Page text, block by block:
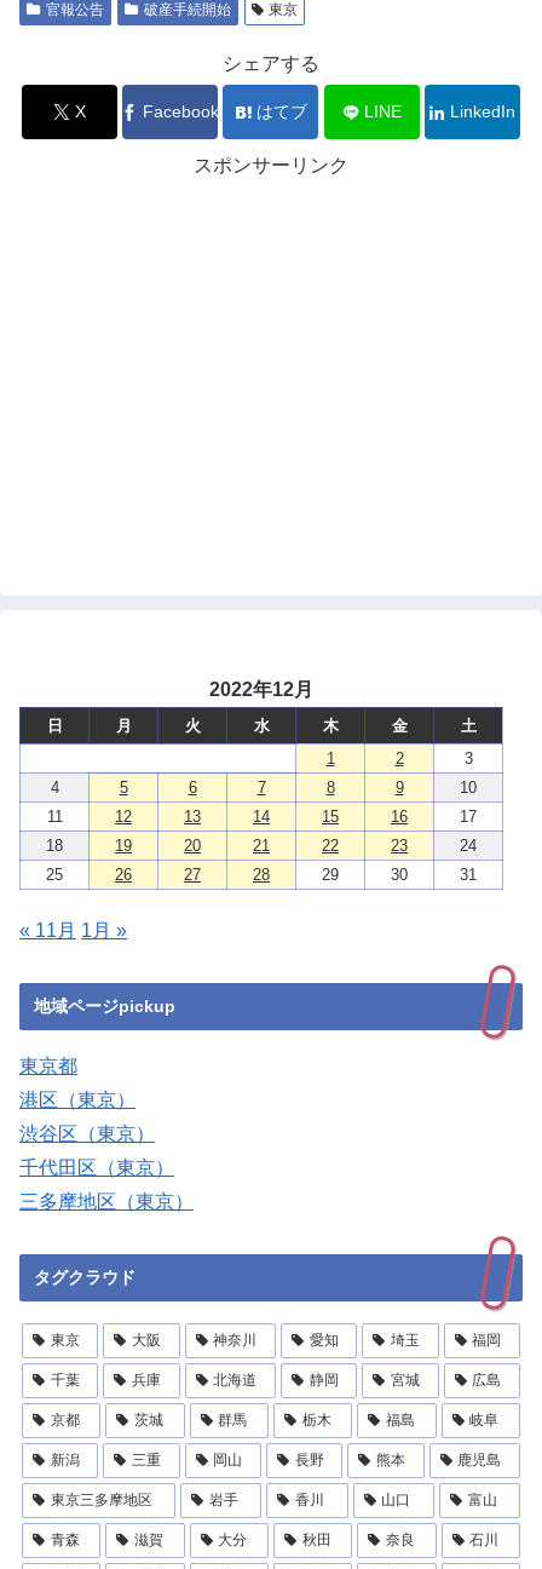
官報公告 破産手続開始 東京
シェアする
X Facebook はてブ LINE LinkedIn
スポンサーリンク
2022年12月
日 月 火 水 木 金
土
1
2
3
4
5 6 7 8 9
10
11
12 13 14 15 16
17
18
19 20 21 22 23
24
25
26 27 28 29 30 31
« 11月 1月 »
地域ページpickup
東京都
港区（東京）
渋谷区（東京）
千代田区（東京）
三多摩地区（東京）
タグクラウド
東京 大阪 神奈川 愛知 埼玉 福岡
千葉 兵庫 北海道 静岡 宮城 広島
京都 茨城 群馬 栃木 福島 岐阜
新潟 三重 岡山 長野 熊本 鹿児島
東京三多摩地区 岩手 香川 山口 富山
青森 滋賀 大分 秋田 奈良 石川